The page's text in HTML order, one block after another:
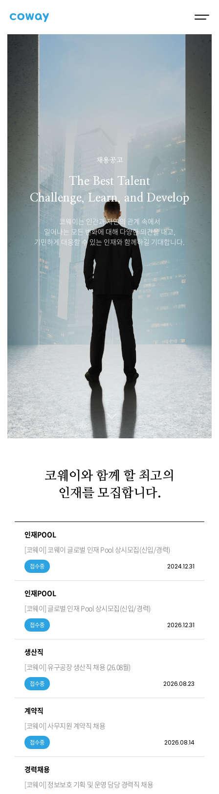
채용공고
The Best Talent
Challenge, Learn, and Develop
코웨이는 인간과 자연의 관계 속에서
일어나는 모든 변화에 대해 다양한 의견을 내고,
기민하게 대응할 수 있는 인재와 함께하길 기대합니다.
코웨이와 함께 할 최고의
인재를 모집합니다.
인재POOL
[코웨이] 코웨이 글로벌 인재 Pool 상시모집(신입/경력)
접수중 2024.12.31
인재POOL
[코웨이] 글로벌 인재 Pool 상시모집(신입/경력)
접수중 2026.12.31
생산직
[코웨이] 유구공장 생산직 채용 (26.08월)
접수중 2026.08.23
계약직
[코웨이] 사무지원 계약직 채용
접수중 2026.08.14
경력채용
[코웨이] 정보보호 기획 및 운영 담당 경력직 채용